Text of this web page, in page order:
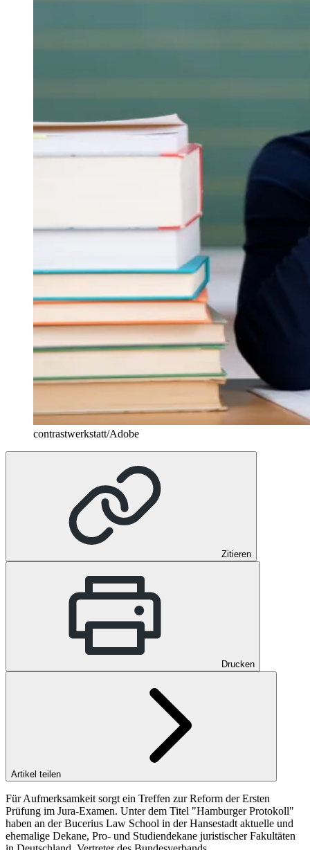
contrastwerkstatt/Adobe
Zitieren
Drucken
Artikel teilen
Für Aufmerksamkeit sorgt ein Treffen zur Reform der Ersten
Prüfung im Jura-Examen. Unter dem Titel "Hamburger Protokoll"
haben an der Bucerius Law School in der Hansestadt aktuelle und
ehemalige Dekane, Pro- und Studiendekane juristischer Fakultäten